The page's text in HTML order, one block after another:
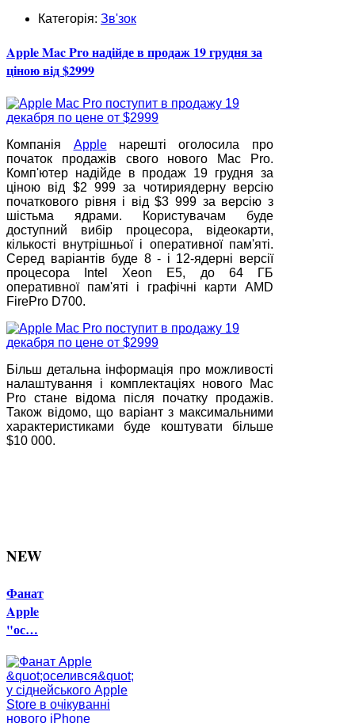
Категорія: Зв'зок
Apple Mac Pro надійде в продаж 19 грудня за
ціною від $2999
Компанія Appleнарешті оголосила про
початок продажів свого нового Mac Pro.
Комп'ютер надійде в продаж 19 грудня за
ціною від $2 999 за чотириядерну версію
початкового рівня і від $3 999 за версію з
шістьма ядрами. Користувачам буде
доступний вибір процесора, відеокарти,
кількості внутрішньої і оперативної пам'яті.
Серед варіантів буде 8 - і 12-ядерні версії
процесора Intel Xeon E5, до 64 ГБ
оперативної пам'яті і графічні карти AMD
FirePro D700.
Більш детальна інформація про можливості
налаштування і комплектаціях нового Mac
Pro стане відома після початку продажів.
Також відомо, що варіант з максимальними
характеристиками буде коштувати більше
$10 000.
NEW
Фанат
Apple
"ос…